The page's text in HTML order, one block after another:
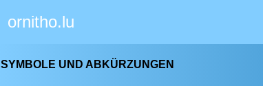
ornitho.lu
SYMBOLE UND ABKÜRZUNGEN